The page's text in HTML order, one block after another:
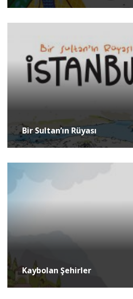
Bir Sultan’ın Rüyası
Kaybolan Şehirler